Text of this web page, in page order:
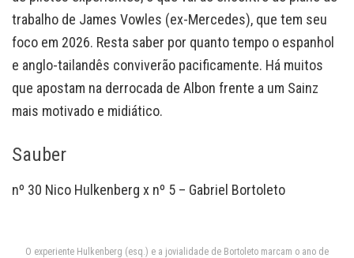
trabalho de James Vowles (ex-Mercedes), que tem seu
foco em 2026. Resta saber por quanto tempo o espanhol
e anglo-tailandês conviverão pacificamente. Há muitos
que apostam na derrocada de Albon frente a um Sainz
mais motivado e midiático.
Sauber
nº 30 Nico Hulkenberg x nº 5 – Gabriel Bortoleto
O experiente Hulkenberg (esq.) e a jovialidade de Bortoleto marcam o ano de